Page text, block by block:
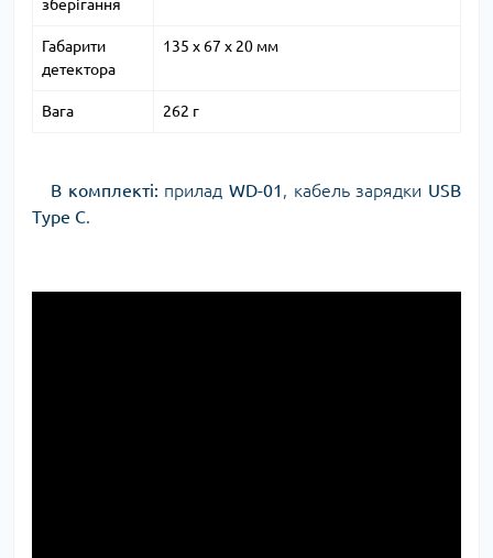
зберігання
Габарити
детектора
135 x 67 x 20 мм
Вага 262 г
В комплекті: приладWD-01 , кабель зарядки USB
Type C.